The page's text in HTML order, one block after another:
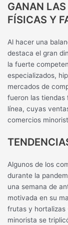
GANAN LAS
FÍSICAS Y
Al hacer una
destaca el gran
la fuerte
especializados,
mercados de
fueron las tiendas
línea, cuyas
comercios
Algunos de los
durante la
una semana de
motivada en su
frutas y hortalizas
minorista se